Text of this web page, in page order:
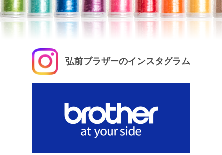
弘前ブラザーのインスタグラム